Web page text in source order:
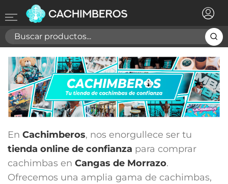
En Cachimberos, nos enorgullece ser tu
tienda online de confianza para comprar
cachimbas en Cangas de Morrazo.
Ofrecemos una amplia gama de cachimbas,
Registrarse ×
Necesitas hacer login para guardar productos en tu
lista de deseos
Cancelar Registrarse